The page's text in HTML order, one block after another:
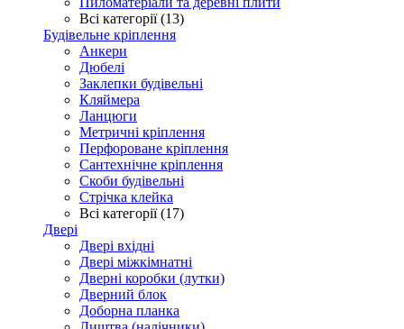
Всі категорії (13)
Будівельне кріплення
Анкери
Дюбелі
Заклепки будівельні
Кляймера
Ланцюги
Метричні кріплення
Перфороване кріплення
Сантехнічне кріплення
Скоби будівельні
Стрічка клейка
Всі категорії (17)
Двері
Двері вхідні
Двері міжкімнатні
Дверні коробки (лутки)
Дверний блок
Доборна планка